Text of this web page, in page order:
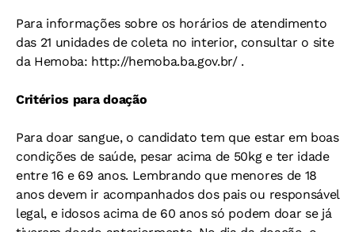
Para informações sobre os horários de atendimento
das 21 unidades de coleta no interior, consultar o site
da Hemoba: http://hemoba.ba.gov.br/ .
Critérios para doação
Para doar sangue, o candidato tem que estar em boas
condições de saúde, pesar acima de 50kg e ter idade
entre 16 e 69 anos. Lembrando que menores de 18
anos devem ir acompanhados dos pais ou responsável
legal, e idosos acima de 60 anos só podem doar se já